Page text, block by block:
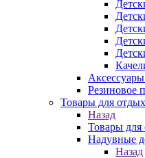
Резиновое
Товары для
Назад
Товары для
Надувные
Назад